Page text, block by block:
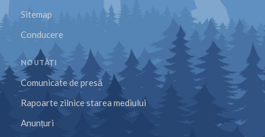
Sitemap
Conducere
NOUTĂȚI
Comunicate de presă
Rapoarte zilnice starea mediului
Anunțuri